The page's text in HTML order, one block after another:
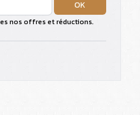
OK
nos offres et réductions.